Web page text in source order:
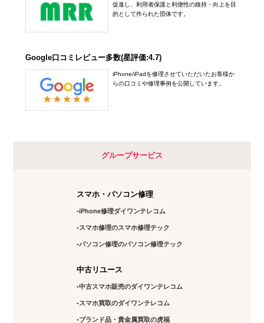
促進し、利用者保護と利便性の維持・向上を目
的として作られた団体です。
Google口コミレビュー多数(星評価:4.7)
iPhone/iPadを修理させていただいたお客様か
らの口コミや修理事例を公開しています。
グループサービス
スマホ・パソコン修理
iPhone修理ダイワンテレコム
スマホ修理のスマホ修理テック
パソコン修理のパソコン修理テック
中古リユース
中古スマホ販売のダイワンテレコム
スマホ買取のダイワンテレコム
ブランド品・貴金属買取の虎福